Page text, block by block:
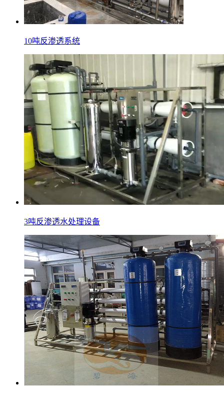
10吨反渗透系统
3吨反渗透水处理设备